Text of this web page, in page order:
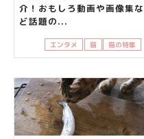
介！おもしろ動画や画像集な
ど話題の...
エンタメ 猫 猫の特集